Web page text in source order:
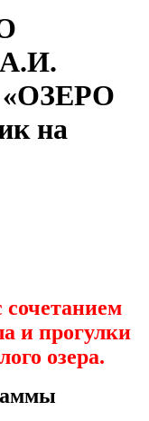
на
сочетанием
и прогулки
озера.